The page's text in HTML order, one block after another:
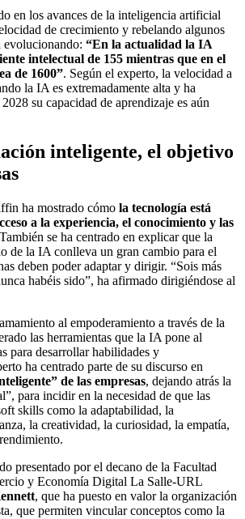
en los avances de la inteligencia artificial
de crecimiento y rebelando algunos
evolucionando: “En la actualidad la IA
intelectual de 155 mientras que en el
de 1600”. Según el experto, la velocidad a
la IA es extremadamente alta y ha
su capacidad de aprendizaje es aún
inteligente, el objetivo
ha mostrado cómo la tecnología está
a la experiencia, el conocimiento y las
se ha centrado en explicar que la
de la IA conlleva un gran cambio para el
deben poder adaptar y dirigir. “Sois más
habéis sido”, ha afirmado dirigiéndose al
al empoderamiento a través de la
las herramientas que la IA pone al
para desarrollar habilidades y
ha centrado parte de su discurso en
de las empresas, dejando atrás la
para incidir en la necesidad de que las
skills como la adaptabilidad, la
la creatividad, la curiosidad, la empatía,
presentado por el decano de la Facultad
y Economía Digital La Salle-URL
, que ha puesto en valor la organización
que permiten vincular conceptos como la